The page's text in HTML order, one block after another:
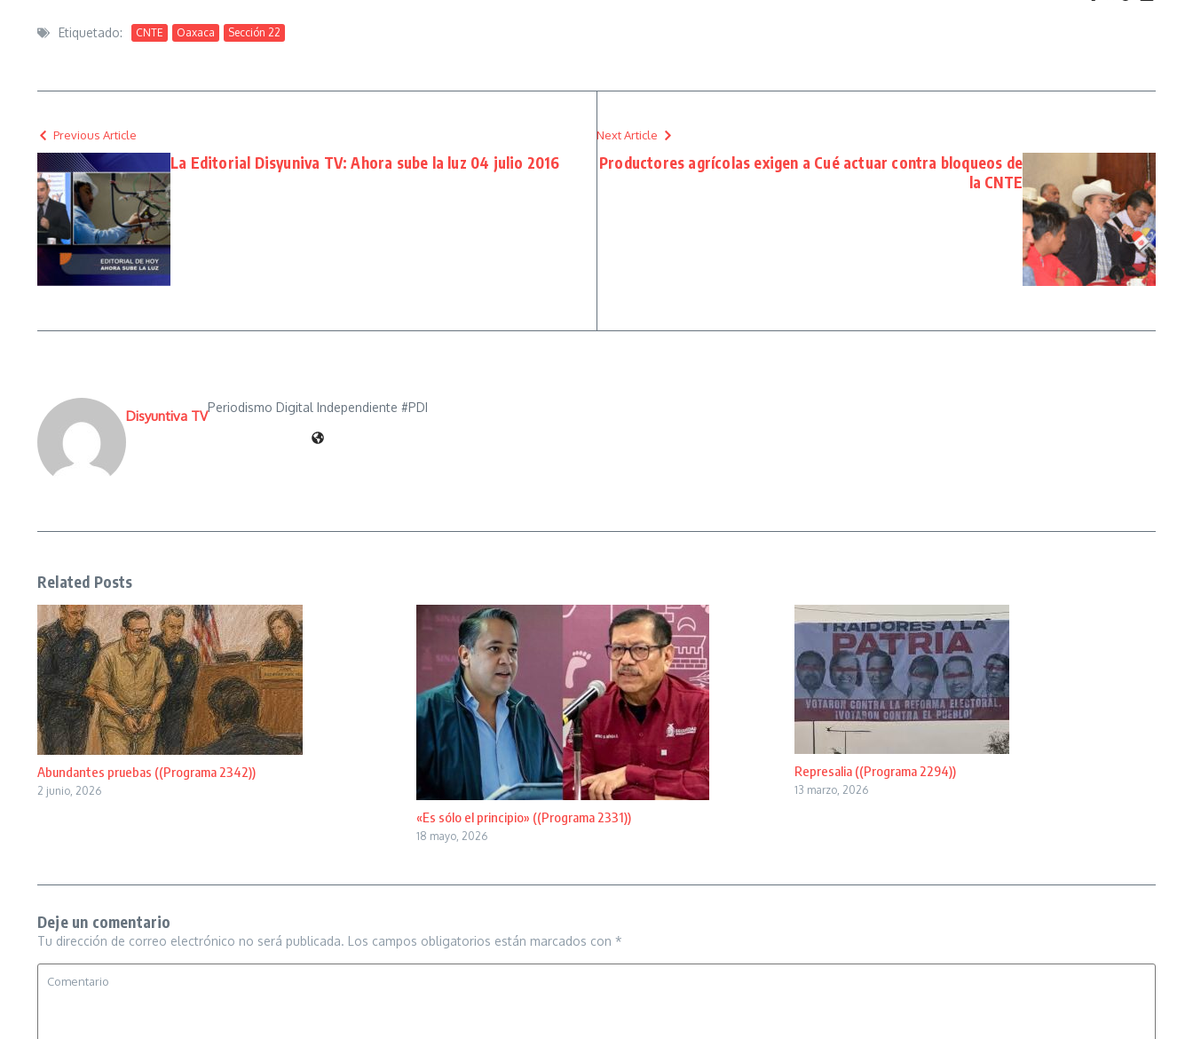
Etiquetado: CNTE Oaxaca Sección 22
Previous Article
La Editorial Disyuniva TV: Ahora sube la luz 04 julio 2016
Next Article
Productores agrícolas exigen a Cué actuar contra bloqueos de
la CNTE
Disyuntiva TV
Periodismo Digital Independiente #PDI
Related Posts
Abundantes pruebas ((Programa 2342))
2 junio, 2026
«Es sólo el principio» ((Programa 2331))
18 mayo, 2026
Represalia ((Programa 2294))
13 marzo, 2026
Deje un comentario
Tu dirección de correo electrónico no será publicada. Los campos obligatorios están marcados con *